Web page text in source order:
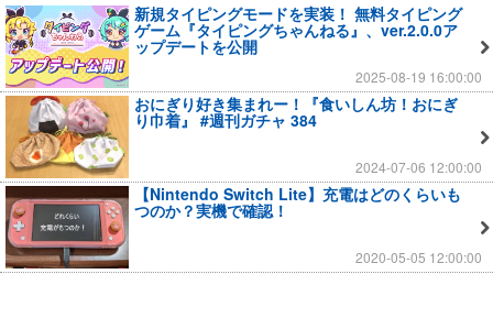
新規タイピングモードを実装！ 無料タイピング
ゲーム『タイピングちゃんねる』、ver.2.0.0ア
ップデートを公開
2025-08-19 16:00:00
おにぎり好き集まれー！『食いしん坊！おにぎ
り巾着』 #週刊ガチャ 384
2024-07-06 12:00:00
【Nintendo Switch Lite】充電はどのくらいも
つのか？実機で確認！
2020-05-05 12:00:00